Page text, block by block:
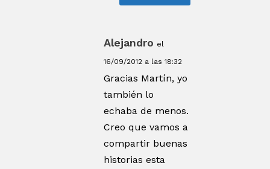
Alejandro el
16/09/2012 a las 18:32
Gracias Martín, yo
también lo
echaba de menos.
Creo que vamos a
compartir buenas
historias esta